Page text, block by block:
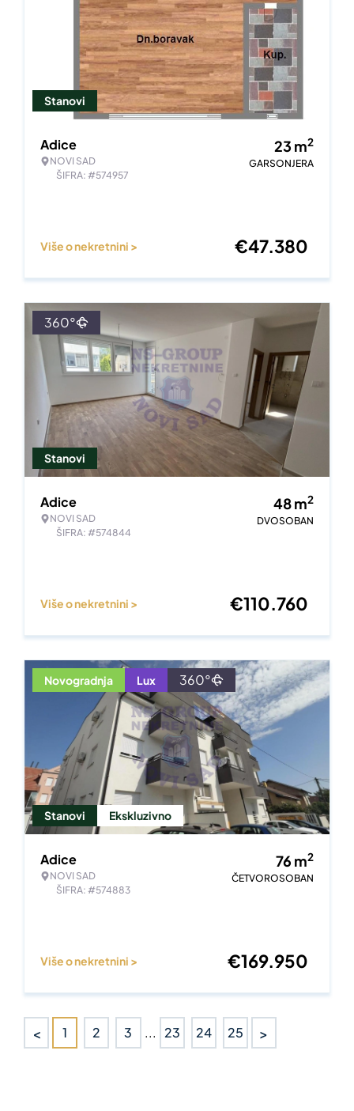
Stanovi
Adice
NOVI SAD
ŠIFRA: #574957
23 m2
GARSONJERA
Više o nekretnini > €47.380
Stanovi
360°
Adice
NOVI SAD
ŠIFRA: #574844
48m2
DVOSOBAN
Više o nekretnini > €110.760
Stanovi Ekskluzivno
Novogradnja Lux 360°
Adice
NOVI SAD
ŠIFRA: #574883
76 m2
ČETVOROSOBAN
Više o nekretnini > €169.950
< 1 2 3 ... 23 24 25 >